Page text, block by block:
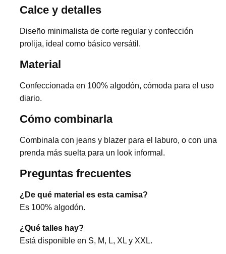
Calce y detalles
Diseño minimalista de corte regular y confección
prolija, ideal como básico versátil.
Material
Confeccionada en 100% algodón, cómoda para el uso
diario.
Cómo combinarla
Combinala con jeans y blazer para el laburo, o con una
prenda más suelta para un look informal.
Preguntas frecuentes
¿De qué material es esta camisa?
Es 100% algodón.
¿Qué talles hay?
Está disponible en S, M, L, XL y XXL.